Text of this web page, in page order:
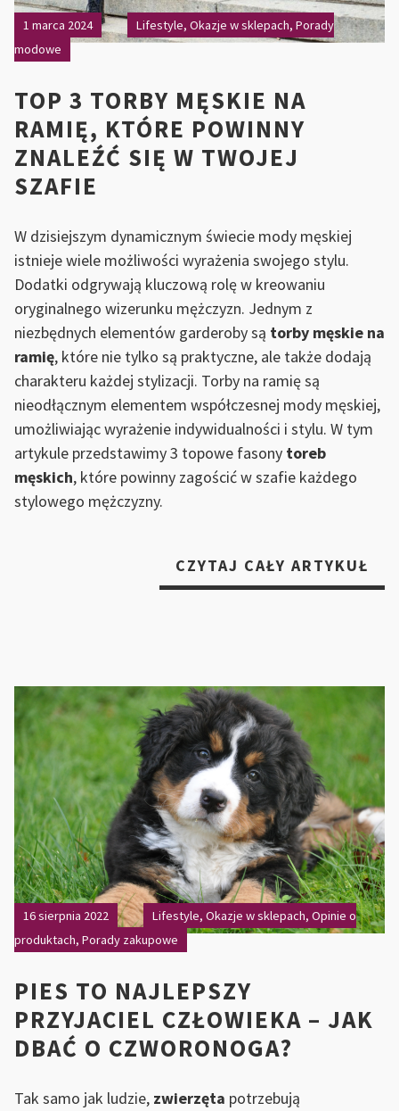
1 marca 2024 Lifestyle, Okazje w sklepach, Porady
modowe
TOP 3 TORBY MĘSKIE NA
RAMIĘ, KTÓRE POWINNY
ZNALEŹĆ SIĘ W TWOJEJ
SZAFIE
W dzisiejszym dynamicznym świecie mody męskiej
istnieje wiele możliwości wyrażenia swojego stylu.
Dodatki odgrywają kluczową rolę w kreowaniu
oryginalnego wizerunku mężczyzn. Jednym z
niezbędnych elementów garderoby są torby męskie na
ramię, które nie tylko są praktyczne, ale także dodają
charakteru każdej stylizacji. Torby na ramię są
nieodłącznym elementem współczesnej mody męskiej,
umożliwiając wyrażenie indywidualności i stylu. W tym
artykule przedstawimy 3 topowe fasony toreb
męskich, które powinny zagościć w szafie każdego
stylowego mężczyzny.
CZYTAJ CAŁY ARTYKUŁ
3
SIĘ
W
16 sierpnia 2022 Lifestyle, Okazje w sklepach, Opinie o
produktach, Porady zakupowe
PIES TO NAJLEPSZY
PRZYJACIEL CZŁOWIEKA – JAK
DBAĆ O CZWORONOGA?
Tak samo jak ludzie, zwierzęta potrzebują